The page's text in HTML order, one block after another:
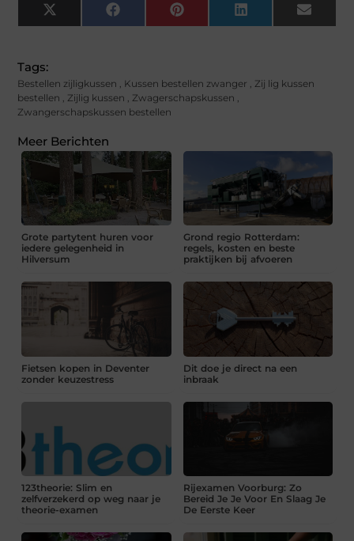
X
(Twitter)
Facebook Pinterest LinkedIn Email
Tags:
Bestellen zijligkussen Kussen bestellen zwanger
Zij lig kussen
bestellen
Zijlig kussen Zwagerschapskussen
Zwangerschapskussen bestellen
Meer Berichten
Grote partytent huren voor
iedere gelegenheid in
Hilversum
Grond regio Rotterdam:
regels, kosten en beste
praktijken bij afvoeren
Fietsen kopen in Deventer
zonder keuzestress
Dit doe je direct na een
inbraak
123theorie: Slim en
zelfverzekerd op weg naar je
theorie-examen
Rijexamen Voorburg: Zo
Bereid Je Je Voor En Slaag Je
De Eerste Keer